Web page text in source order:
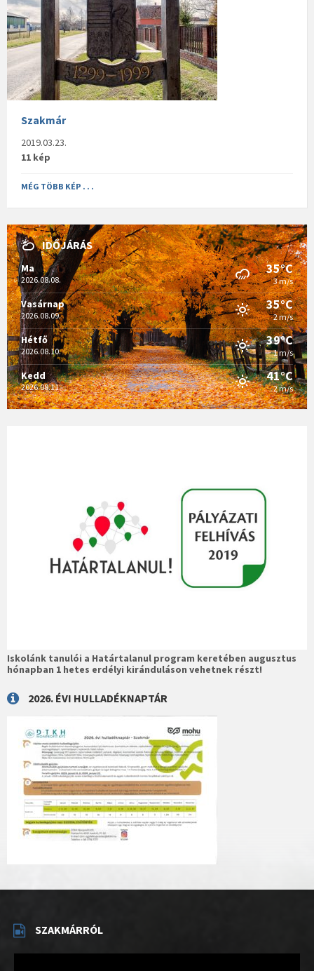
Szakmár
2019.03.23.
11 kép
MÉG TÖBB KÉP . . .
IDŐJÁRÁS
Ma
2026.08.08.
35°C
3 m/s
Vasárnap
2026.08.09.
35°C
2 m/s
Hétfő
2026.08.10.
39°C
1 m/s
Kedd
2026.08.11.
41°C
2 m/s
Iskolánk tanulói a Határtalanul program keretében augusztus
hónapban 1 hetes erdélyi kiránduláson vehetnek részt!
2026. ÉVI HULLADÉKNAPTÁR
SZAKMÁRRÓL